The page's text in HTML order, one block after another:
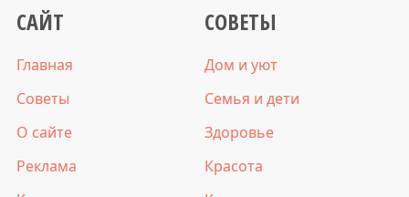
САЙТ
Главная
Советы
О сайте
Реклама
СОВЕТЫ
Дом и уют
Семья и дети
Здоровье
Красота